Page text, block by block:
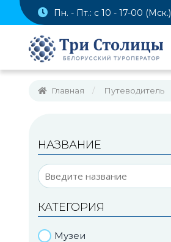
Пн. - Пт.: с 10 - 17-00 (Мск.)
Главная Путеводитель
НАЗВАНИЕ
КАТЕГОРИЯ
Музеи